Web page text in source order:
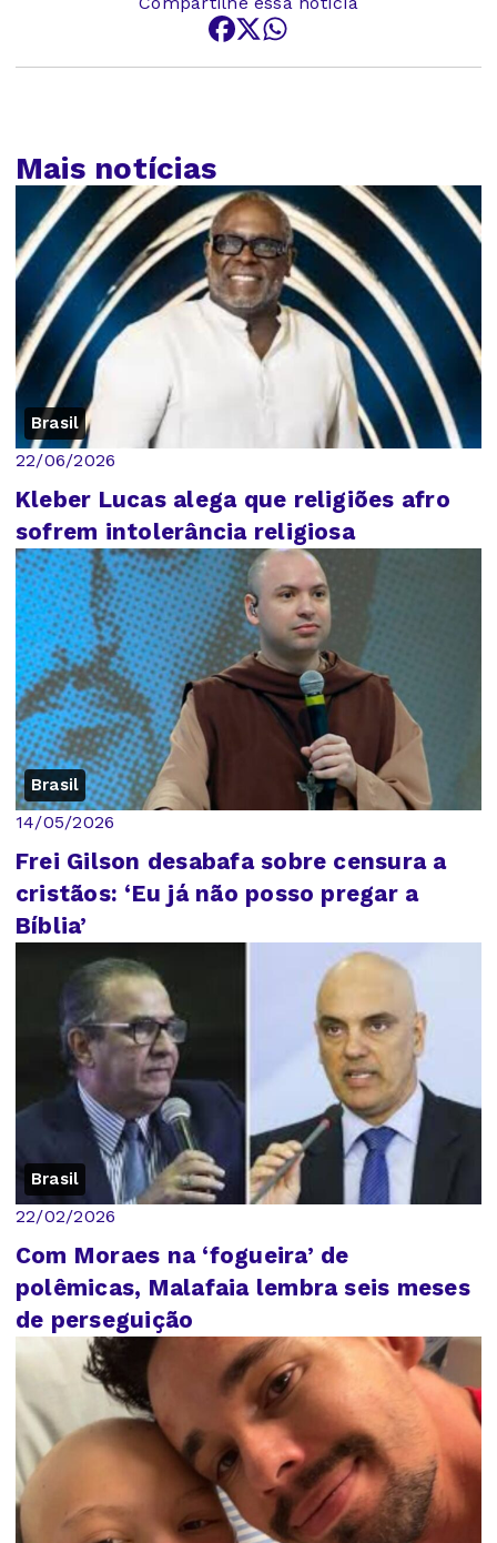
Mais notícias
Brasil
22/06/2026
Kleber Lucas alega que religiões afro
sofrem intolerância religiosa
Brasil
14/05/2026
Frei Gilson desabafa sobre censura a
cristãos: ‘Eu já não posso pregar a
Bíblia’
Brasil
22/02/2026
Com Moraes na ‘fogueira’ de
polêmicas, Malafaia lembra seis meses
de perseguição